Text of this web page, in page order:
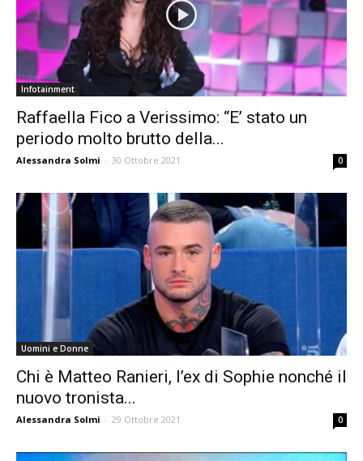
Infotainment
Raffaella Fico a Verissimo: “E’ stato un
periodo molto brutto della...
Alessandra Solmi - 30 Ottobre 2021 0
Uomini e Donne
Chi è Matteo Ranieri, l’ex di Sophie nonché il
nuovo tronista...
Alessandra Solmi - 29 Ottobre 2021 0